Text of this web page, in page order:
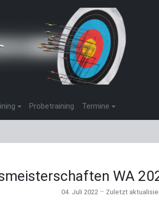
Probetraining Termine
WA
04. Juli 2022 Zuletzt